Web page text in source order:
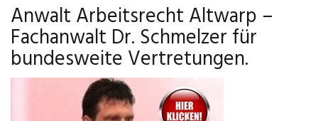
Anwalt Arbeitsrecht Altwarp –
Fachanwalt Dr. Schmelzer für
bundesweite Vertretungen.